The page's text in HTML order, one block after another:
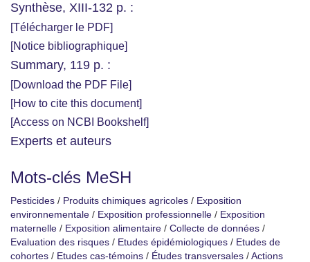
Synthèse, XIII-132 p. :
[Télécharger le PDF]
[Notice bibliographique]
Summary, 119 p. :
[Download the PDF File]
[How to cite this document]
[Access on NCBI Bookshelf]
Experts et auteurs
Mots-clés MeSH
Pesticides / Produits chimiques agricoles / Exposition
environnementale / Exposition professionnelle / Exposition
maternelle / Exposition alimentaire / Collecte de données /
Evaluation des risques / Etudes épidémiologiques / Etudes de
cohortes / Etudes cas-témoins / Études transversales /Actions